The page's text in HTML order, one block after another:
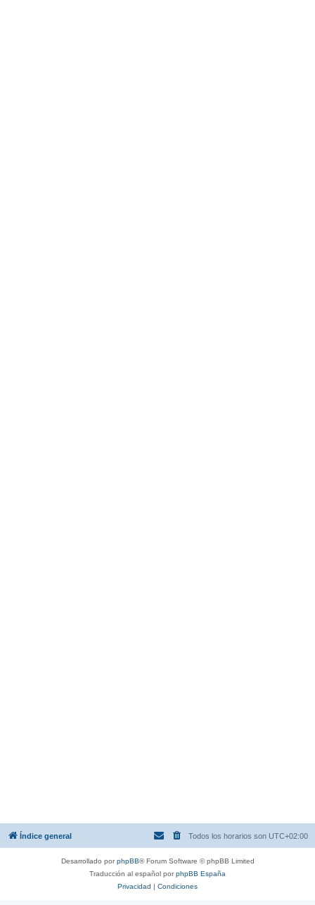
Índice general Todos los horarios son UTC+02:00
Desarrollado porphpBB® Forum Software © phpBB Limited
Traducción al español porphpBB España
Privacidad | Condiciones